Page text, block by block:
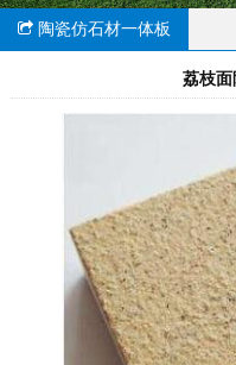
陶瓷仿石材一体板
荔枝面